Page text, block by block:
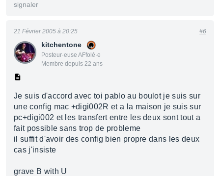
signaler
kitchentone
Posteur·euse AFfolé·e
Membre depuis 22 ans
21 Février 2005 à 20:25 #6
Je suis d'accord avec toi pablo au boulot je suis sur
une config mac +digi002R et a la maison je suis sur
pc+digi002 et les transfert entre les deux sont tout a
fait possible sans trop de probleme
il suffit d'avoir des config bien propre dans les deux
cas j'insiste
grave B with U